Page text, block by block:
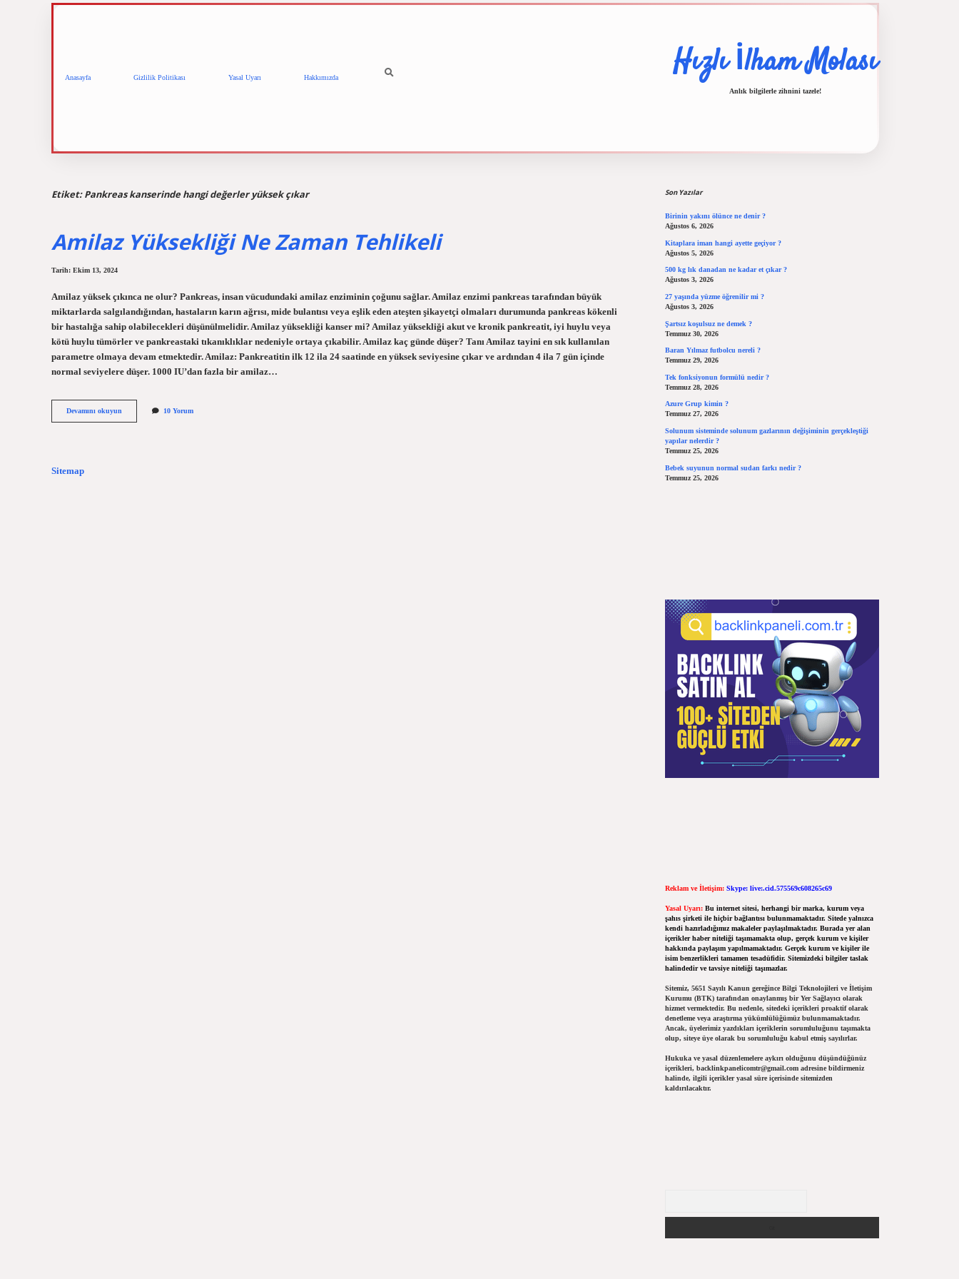
Anasayfa Gizlilik Politikası Yasal Uyarı Hakkımızda Hızlı İlham Molası
Anlık bilgilerle zihnini tazele!
Etiket:Pankreas kanserinde hangi değerler yüksek çıkar
Amilaz Yüksekliği Ne Zaman Tehlikeli
Tarih: Ekim 13, 2024
Amilaz yüksek çıkınca ne olur? Pankreas, insan vücudundaki amilaz enziminin çoğunu sağlar. Amilaz enzimi pankreas tarafından büyük
miktarlarda salgılandığından, hastaların karın ağrısı, mide bulantısı veya eşlik eden ateşten şikayetçi olmaları durumunda pankreas kökenli
bir hastalığa sahip olabilecekleri düşünülmelidir. Amilaz yüksekliği kanser mi? Amilaz yüksekliği akut ve kronik pankreatit, iyi huylu veya
kötü huylu tümörler ve pankreastaki tıkanıklıklar nedeniyle ortaya çıkabilir. Amilaz kaç günde düşer? Tanı Amilaz tayini en sık kullanılan
parametre olmaya devam etmektedir. Amilaz: Pankreatitin ilk 12 ila 24 saatinde en yüksek seviyesine çıkar ve ardından 4 ila 7 gün içinde
normal seviyelere düşer. 1000 IU’dan fazla bir amilaz…
Devamını okuyun
Yüksekliği
10 Yorum
Sitemap
Son Yazılar
Birinin yakını ölünce ne denir ?
Ağustos 6, 2026
Kitaplara iman hangi ayette geçiyor ?
Ağustos 5, 2026
500 kg lık danadan ne kadar et çıkar ?
Ağustos 3, 2026
27 yaşında yüzme öğrenilir mi ?
Ağustos 3, 2026
Şartsız koşulsuz ne demek ?
Temmuz 30, 2026
Baran Yılmaz futbolcu nereli ?
Temmuz 29, 2026
Tek fonksiyonun formülü nedir ?
Temmuz 28, 2026
Azure Grup kimin ?
Temmuz 27, 2026
Solunum sisteminde solunum gazlarının değişiminin gerçekleştiği
yapılar nelerdir ?
Temmuz 25, 2026
Bebek suyunun normal sudan farkı nedir ?
Temmuz 25, 2026
Reklam ve İletişim: Skype: live:.cid.575569c608265c69
Yasal Uyarı: Bu internet sitesi, herhangi bir marka, kurum veya
şahıs şirketi ile hiçbir bağlantısı bulunmamaktadır. Sitede yalnızca
kendi hazırladığımız makaleler paylaşılmaktadır. Burada yer alan
içerikler haber niteliği taşımamakta olup, gerçek kurum ve kişiler
hakkında paylaşım yapılmamaktadır. Gerçek kurum ve kişiler ile
isim benzerlikleri tamamen tesadüfidir. Sitemizdeki bilgiler taslak
halindedir ve tavsiye niteliği taşımazlar.
Sitemiz, 5651 Sayılı Kanun gereğince Bilgi Teknolojileri ve İletişim
Kurumu (BTK) tarafından onaylanmış bir Yer Sağlayıcı olarak
hizmet vermektedir. Bu nedenle, sitedeki içerikleri proaktif olarak
denetleme veya araştırma yükümlülüğümüz bulunmamaktadır.
Ancak, üyelerimiz yazdıkları içeriklerin sorumluluğunu taşımakta
olup, siteye üye olarak bu sorumluluğu kabul etmiş sayılırlar.
Hukuka ve yasal düzenlemelere aykırı olduğunu düşündüğünüz
içerikleri, backlinkpanelicomtr@gmail.comadresine bildirmeniz
halinde, ilgili içerikler yasal süre içerisinde sitemizden
kaldırılacaktır.